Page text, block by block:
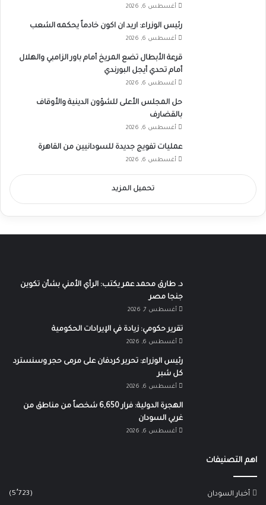
أغسطس 6, 2026
رئيس الوزراء: اريد ان اكون خادماً يحكمه الشعب
أغسطس 6, 2026
قرعة الأبطال تضع المريخ أمام باور الزامبي والهلال
أمام تحدي أيجل البورندي
أغسطس 6, 2026
حل المجلس الأعلى للشؤون الدينية والأوقاف
بالقضارف
أغسطس 6, 2026
عمليات تفويج جديدة للسودانيين من القاهرة
أغسطس 6, 2026
تحميل المزيد
د. طارق محمد عمر يكتب: الرأي الأمني بشأن تكوين
جنجا مصر
أغسطس 7, 2026
تقرير حكومي: زيادة في الإيرادات الحكومية
أغسطس 6, 2026
رئيس الوزراء: تحرير كردفان على مرمى حجر وسنسترد
كل شبر
أغسطس 6, 2026
الهجرة الدولية: فرار 6,650 شخصاً من مناطق من
غربي السودان
أغسطس 6, 2026
اهم التصنيفات
أخبار السودان (5٬723)